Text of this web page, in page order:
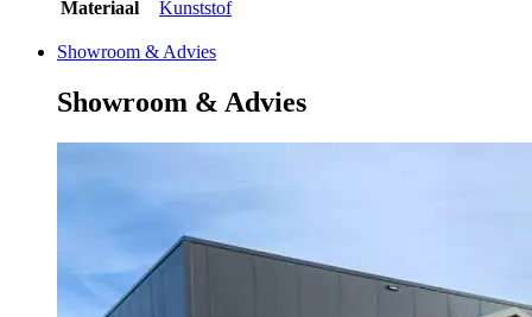
Materiaal Kunststof
Showroom & Advies
Showroom & Advies